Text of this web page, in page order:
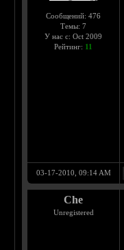
Сообщений: 476
Темы: 7
У нас с: Oct 2009
Рейтинг: 11
03-17-2010, 09:14 AM
Che
Unregistered